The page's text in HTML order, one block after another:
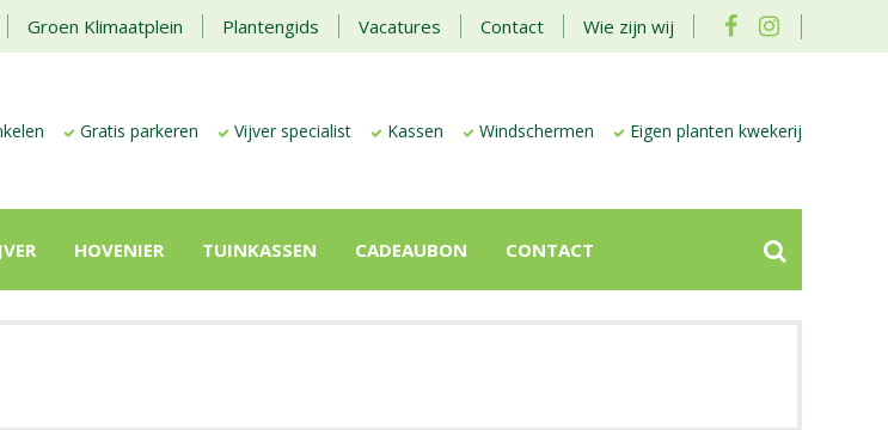
Groen Klimaatplein Plantengids Vacatures Contact Wie zijn wij
Gratis parkeren Vijver specialist Kassen Windschermen Eigen planten kwekerij
HOVENIER TUINKASSEN CADEAUBON CONTACT